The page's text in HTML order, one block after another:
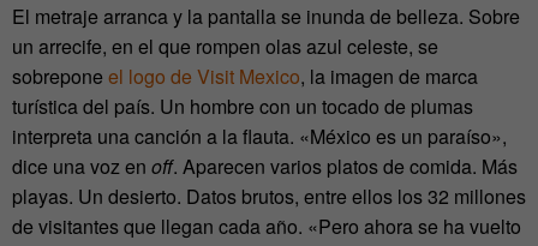
El metraje arranca y la pantalla se inunda de belleza. Sobre
un arrecife, en el que rompen olas azul celeste, se
sobrepone el logo de Visit Mexico, la imagen de marca
turística del país. Un hombre con un tocado de plumas
interpreta una canción a la flauta. «México es un paraíso»,
dice una voz en off. Aparecen varios platos de comida. Más
playas. Un desierto. Datos brutos, entre ellos los 32 millones
de visitantes que llegan cada año. «Pero ahora se ha vuelto